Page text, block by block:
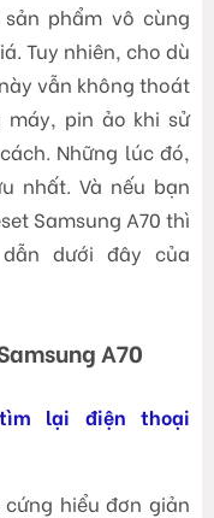
phẩm vô cùng
Tuy nhiên, cho dù
vẫn không thoát
pin ảo khi sử
Những lúc đó,
nhất. Và nếu bạn
Samsung A70 thì
dưới đây của
A70
lại điện thoại
hiểu đơn giản